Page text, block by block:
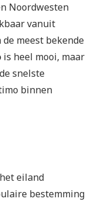
Noordwesten
vanuit
de meest bekende
is heel mooi, maar
snelste
binnen
eiland
bestemming